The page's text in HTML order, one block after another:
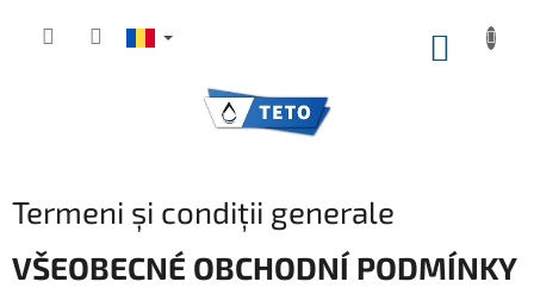
COŞ
Termeni și condiții generale
VŠEOBECNÉ OBCHODNÍ PODMÍNKY